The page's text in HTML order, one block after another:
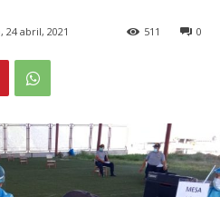
24 abril, 2021 0
511